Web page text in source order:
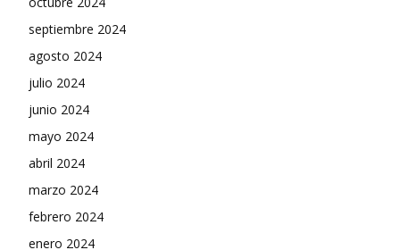
septiembre 2024
agosto 2024
julio 2024
junio 2024
mayo 2024
abril 2024
marzo 2024
febrero 2024
enero 2024